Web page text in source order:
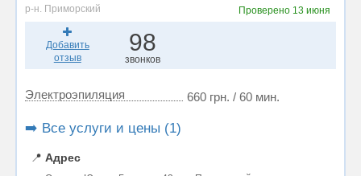
р-н. Приморский Проверено 13 июня
Добавить
отзыв
98
звонков
Электроэпиляция 660 грн. / 60 мин.
➡️ Все услуги и цены (1)
📍 Адрес